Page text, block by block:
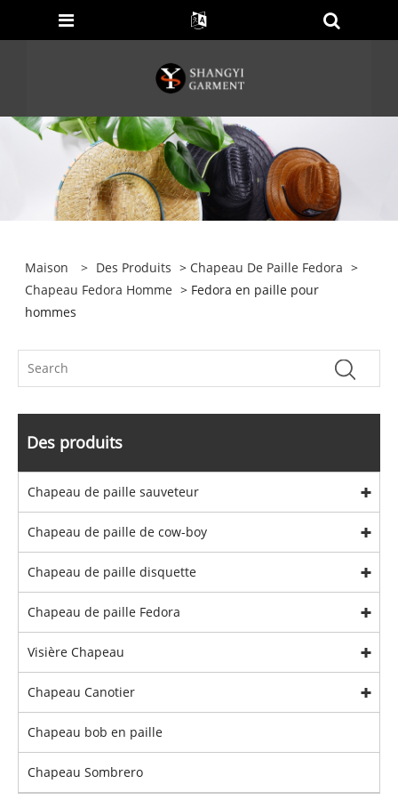
Maison > Des Produits > Chapeau De Paille Fedora >
Chapeau Fedora Homme > Fedora en paille pour
hommes
Des produits
Chapeau de paille sauveteur
Chapeau de paille de cow-boy
Chapeau de paille disquette
Chapeau de paille Fedora
Visière Chapeau
Chapeau Canotier
Chapeau bob en paille
Chapeau Sombrero